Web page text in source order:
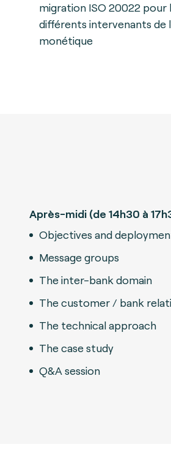
migration ISO 20022 pour
différents intervenants de
monétique
Après-midi (de 14h30 à
Objectives and
Message groups
The inter-bank domain
The customer / bank
The technical approach
The case study
Q&A session